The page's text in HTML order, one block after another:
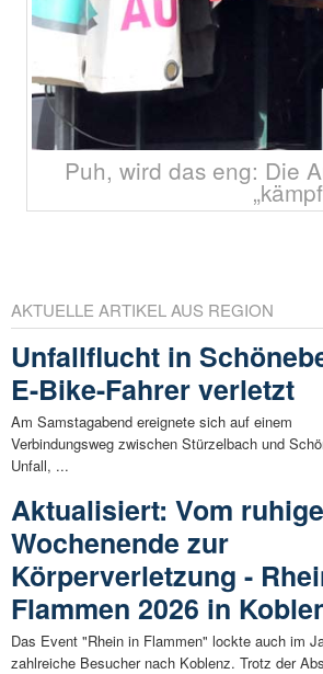
Puh, wird das eng: Die
AKTUELLE ARTIKEL AUS REGION
Unfallflucht in
E-Bike-Fahrer verletzt
Am Samstagabend ereignete sich auf einem
Verbindungsweg zwischen Stürzelbach und
Unfall, ...
Aktualisiert: Vom
Wochenende zur
Körperverletzung -
Flammen 2026 in
Das Event "Rhein in Flammen" lockte auch im
zahlreiche Besucher nach Koblenz. Trotz der